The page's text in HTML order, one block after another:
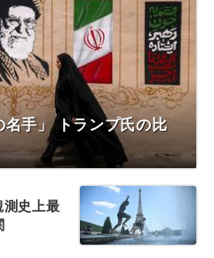
手」 トランプ氏の比
史上最